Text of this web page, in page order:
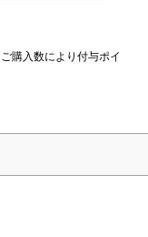
購入数により付与ポイ